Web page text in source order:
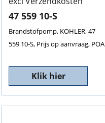
47 559 10-S
Brandstofpomp, KOHLER, 47
559 10-S, Prijs op aanvraag, POA
Klik hier